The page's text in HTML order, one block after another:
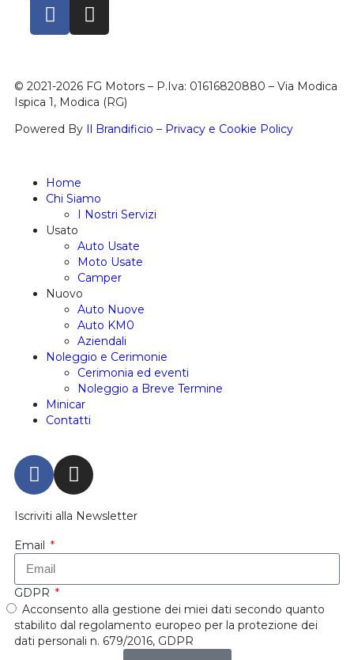
© 2021-2026 FG Motors – P.Iva: 01616820880 – Via Modica
Ispica 1, Modica (RG)
Powered By Il Brandificio – Privacy e Cookie Policy
Home
Chi Siamo
I Nostri Servizi
Usato
Auto Usate
Moto Usate
Camper
Nuovo
Auto Nuove
Auto KM0
Aziendali
Noleggio e Cerimonie
Cerimonia ed eventi
Noleggio a Breve Termine
Minicar
Contatti
Iscriviti alla Newsletter
Email
GDPR
Acconsento alla gestione dei miei dati secondo quanto
stabilito dal regolamento europeo per la protezione dei
dati personali n. 679/2016, GDPR